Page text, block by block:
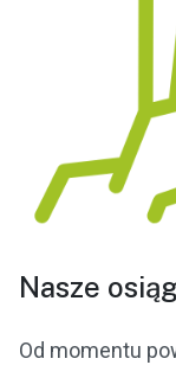
Nasze
Od momentu